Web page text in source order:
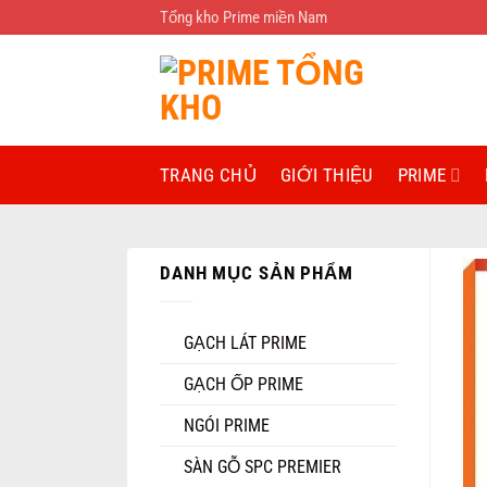
Tổng kho Prime miền Nam
TRANG CHỦ GIỚI THIỆU PRIME
DANH MỤC SẢN PHẨM
GẠCH LÁT PRIME
GẠCH ỐP PRIME
NGÓI PRIME
SÀN GỖ SPC PREMIER